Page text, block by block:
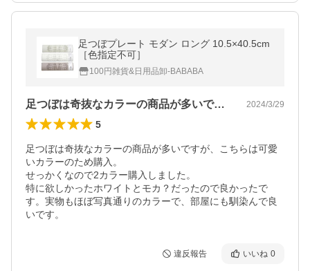
足つぼプレート モダン ロング 10.5×40.5cm
［色指定不可］
100円雑貨&日用品卸-BABABA
足つぼは奇抜なカラーの商品が多いですが… 2024/3/29
5
足つぼは奇抜なカラーの商品が多いですが、こちらは可愛
いカラーのため購入。
せっかくなので2カラー購入しました。
特に欲しかったホワイトとモカ？だったので良かったで
す。実物もほぼ写真通りのカラーで、部屋にも馴染んで良
いです。
違反報告 いいね 0